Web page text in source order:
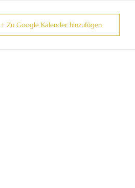
+ Zu Google Kalender hinzufügen